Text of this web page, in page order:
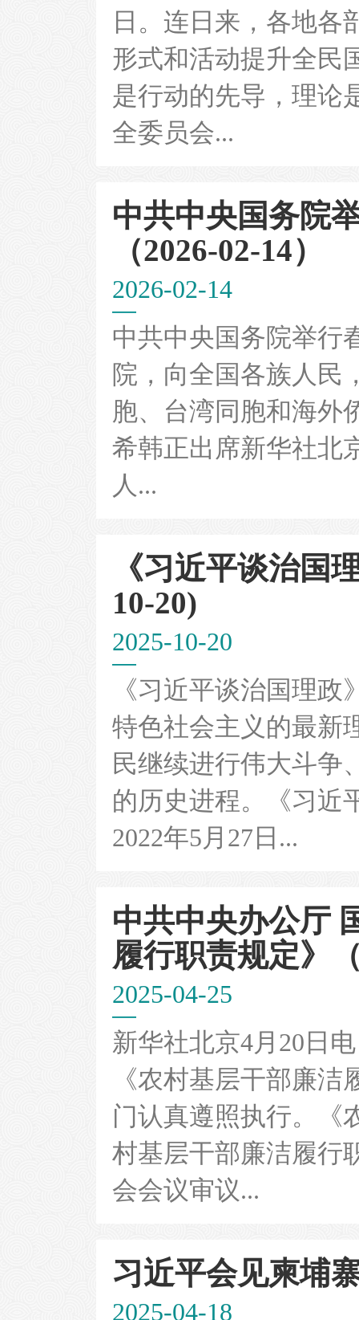
日。连日来，各地各
形式和活动提升全民
是行动的先导，理论
全委员会...
中共中央国务院
（2026-02-14）
2026-02-14
中共中央国务院举行
院，向全国各族人民
胞、台湾同胞和海
希韩正出席新华社北
人...
《习近平谈治国
10-20)
2025-10-20
《习近平谈治国理
特色社会主义的最新
民继续进行伟大斗争
的历史进程。《习近
2022年5月27日...
中共中央办公厅
履行职责规定》
2025-04-25
新华社北京4月20日
《农村基层干部廉
门认真遵照执行。《
村基层干部廉洁履行
会会议审议...
习近平会见柬埔
2025-04-18